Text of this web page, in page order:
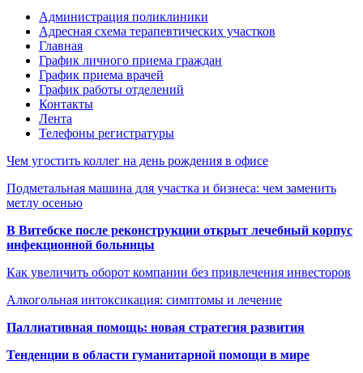
Администрация поликлиники
Адресная схема терапевтических участков
Главная
График личного приема граждан
График приема врачей
График работы отделений
Контакты
Лента
Телефоны регистратуры
Чем угостить коллег на день рождения в офисе
Подметальная машина для участка и бизнеса: чем заменить
метлу осенью
В Витебске после реконструкции открыт лечебный корпус
инфекционной больницы
Как увеличить оборот компании без привлечения инвесторов
Алкогольная интоксикация: симптомы и лечение
Паллиативная помощь: новая стратегия развития
Тенденции в области гуманитарной помощи в мире